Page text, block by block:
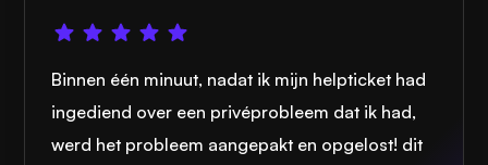
Binnen één minuut, nadat ik mijn helpticket had
ingediend over een privéprobleem dat ik had,
werd het probleem aangepakt en opgelost! dit